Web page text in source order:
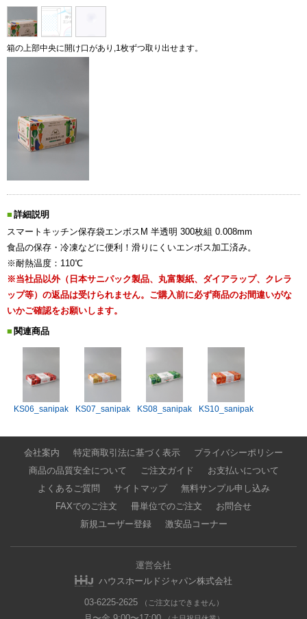
箱の上部中央に開け口があり,1枚ずつ取り出せます。
詳細説明
スマートキッチン保存袋エンボスM 半透明 300枚組 0.008mm
食品の保存・冷凍などに便利！滑りにくいエンボス加工済み。
※耐熱温度：110℃
※当社品以外（日本サニパック製品、丸富製紙、ダイアラップ、クレラ
ップ等）の返品は受けられません。ご購入前に必ず商品のお間違いがな
いかご確認をお願いします。
関連商品
KS06_sanipak KS07_sanipak KS08_sanipak KS10_sanipak
会社案内 特定商取引法に基づく表示
プライバシーポリシー
商品の品質安全について
ご注文ガイド
お支払いについて
よくあるご質問
サイトマップ
無料サンプル申し込み
FAXでのご注文
冊単位でのご注文
お問合せ
新規ユーザー登録
激安品コーナー
運営会社
ハウスホールドジャパン株式会社
03-6225-2625 （ご注文はできません）